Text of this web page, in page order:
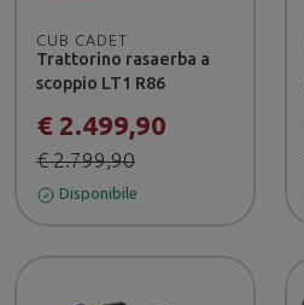
CUB CADET
Trattorino rasaerba a
scoppio LT1 R86
€ 2.499,90
€ 2.799,90
Disponibile